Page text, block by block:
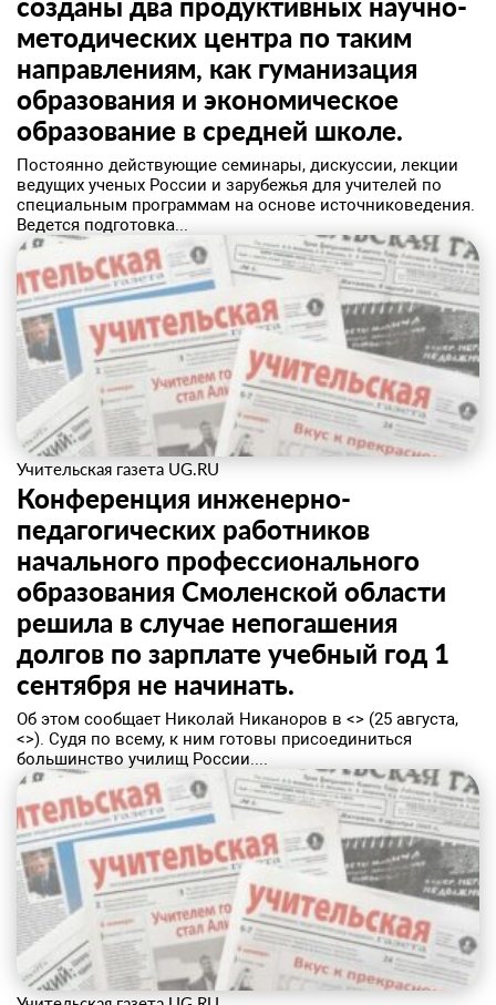
методических центра по таким
направлениям, как гуманизация
образования и экономическое
образование в средней школе.
Постоянно действующие семинары, дискуссии, лекции
ведущих ученых России и зарубежья для учителей по
специальным программам на основе источниковедения.
Ведется подготовка...
Учительская газета UG.RU
Конференция инженерно-
педагогических работников
начального профессионального
образования Смоленской области
решила в случае непогашения
долгов по зарплате учебный год 1
сентября не начинать.
Об этом сообщает Николай Никаноров в <> (25 августа,
<>). Судя по всему, к ним готовы присоединиться
большинство училищ России....